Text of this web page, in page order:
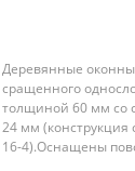
Деревянные
сращенного
толщиной 60 мм со
24 мм (конструкция
16-4).Оснащены